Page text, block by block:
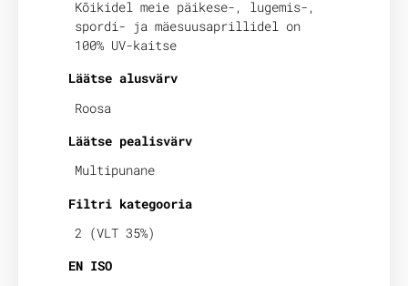
Kõikidel meie päikese-, lugemis-,
spordi- ja mäesuusaprillidel on
100% UV-kaitse
Läätse alusvärv
Roosa
Läätse pealisvärv
Multipunane
Filtri kategooria
2 (VLT 35%)
EN ISO